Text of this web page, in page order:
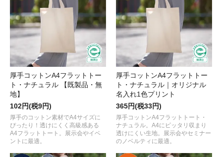
厚手コットンA4フラットトー
ト・ナチュラル 【既製品・無
地】
102円(税9円)
厚手のコットン素材でA4サイズに
ぴったり！透けにくく高級感ある
A4フラットトート。展示会やイベ
ントに最適。
厚手コットンA4フラットトー
ト・ナチュラル｜オリジナル
名入れ1色プリント
365円(税33円)
厚手コットンA4フラットトート・
ナチュラル。A4にピッタリ収まり
透けにくい生地。展示会やセミナー
のノベルティに最適。